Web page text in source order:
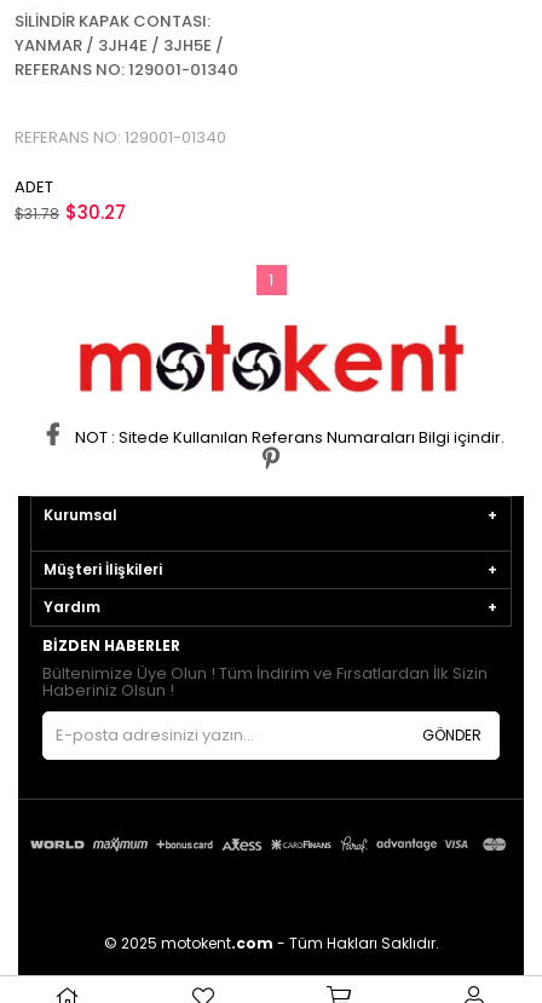
SİLİNDİR KAPAK CONTASI:
YANMAR / 3JH4E / 3JH5E /
REFERANS NO: 129001-01340
REFERANS NO: 129001-01340
ADET
$30.27
$31.78
1
NOT : Sitede Kullanılan Referans Numaraları Bilgi içindir.
Kurumsal
Müşteri İlişkileri
Yardım
BIZDEN HABERLER
Bültenimize Üye Olun ! Tüm İndirim ve Fırsatlardan İlk Sizin
Haberiniz Olsun !
GÖNDER
© 2025 motokent.com - Tüm Hakları Saklıdır.